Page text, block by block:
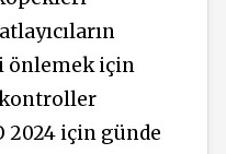
önlemek için
kontroller
2024 için günde